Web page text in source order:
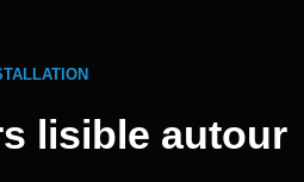
lisible autour